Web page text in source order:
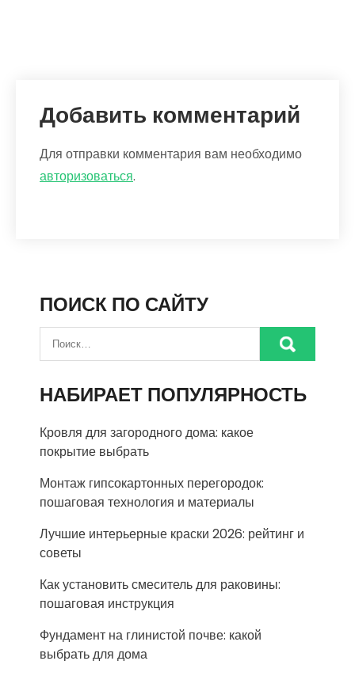
Добавить комментарий
Для отправки комментария вам необходимо
авторизоваться.
ПОИСК ПО САЙТУ
НАБИРАЕТ ПОПУЛЯРНОСТЬ
Кровля для загородного дома: какое
покрытие выбрать
Монтаж гипсокартонных перегородок:
пошаговая технология и материалы
Лучшие интерьерные краски 2026: рейтинг и
советы
Как установить смеситель для раковины:
пошаговая инструкция
Фундамент на глинистой почве: какой
выбрать для дома